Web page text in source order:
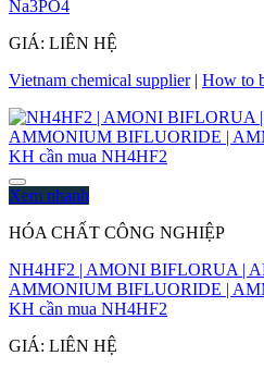
Na3PO4
GIÁ: LIÊN HỆ
Vietnam chemical supplier| How to
Xem nhanh
HÓA CHẤT CÔNG NGHIỆP
NH4HF2 | AMONI BIFLORUA |
AMMONIUM BIFLUORIDE |
KH cần mua NH4HF2
GIÁ: LIÊN HỆ